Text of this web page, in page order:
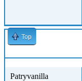
Top
Patryvanilla